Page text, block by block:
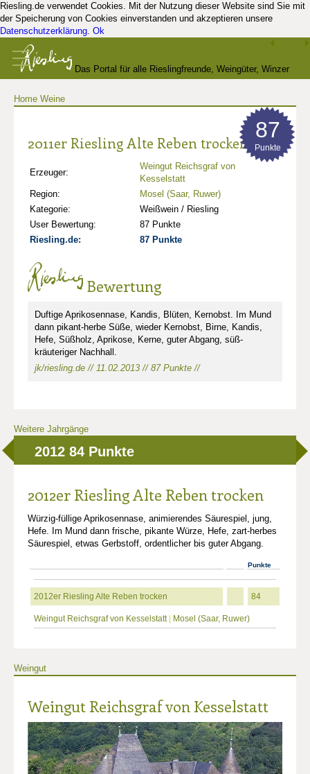
Riesling.de verwendet Cookies. Mit der Nutzung dieser Website sind Sie mit
der Speicherung von Cookies einverstanden und akzeptieren unsere
Datenschutzerklärung. Ok
Das Portal für alle Rieslingfreunde, Weingüter, Winzer
Home Weine
2011er Riesling Alte Reben trocken
Erzeuger:
Weingut Reichsgraf von
Kesselstatt
Region:
Mosel (Saar, Ruwer)
Kategorie:
Weißwein / Riesling
User Bewertung:
87 Punkte
Riesling.de:
87 Punkte
87
Punkte
Bewertung
Duftige Aprikosennase, Kandis, Blüten, Kernobst. Im Mund
dann pikant-herbe Süße, wieder Kernobst, Birne, Kandis,
Hefe, Süßholz, Aprikose, Kerne, guter Abgang, süß-
kräuteriger Nachhall.
jk/riesling.de // 11.02.2013 // 87 Punkte //
Weitere Jahrgänge
2012 84 Punkte
2012er Riesling Alte Reben trocken
Würzig-füllige Aprikosennase, animierendes Säurespiel, jung,
Hefe. Im Mund dann frische, pikante Würze, Hefe, zart-herbes
Säurespiel, etwas Gerbstoff, ordentlicher bis guter Abgang.
Punkte
2012er Riesling Alte Reben trocken 84
Weingut Reichsgraf von Kesselstatt| Mosel (Saar, Ruwer)
Weingut
Weingut Reichsgraf von Kesselstatt